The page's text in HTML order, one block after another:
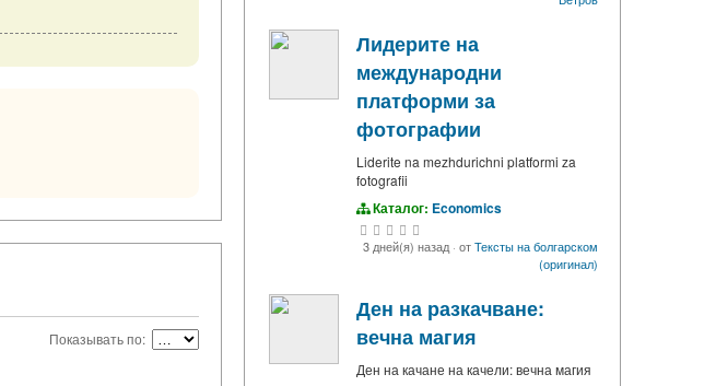
Показывать по:
Лидерите на
международни
платформи за
фотографии
Liderite na mezhdurichni platformi za
fotografii
Каталог: Economics
3 дней(я) назад· отТексты на болгарском
(оригинал)
Ден на разкачване:
вечна магия
Ден на качане на качели: вечна магия